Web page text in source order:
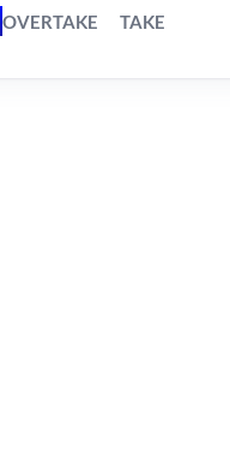
OVERTAKE TAKE